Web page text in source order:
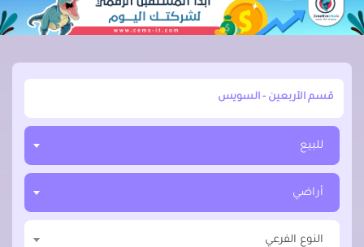
أبحث عن مدينة, محافظة, حي
للبيع
أراضي
النوع الفرعي